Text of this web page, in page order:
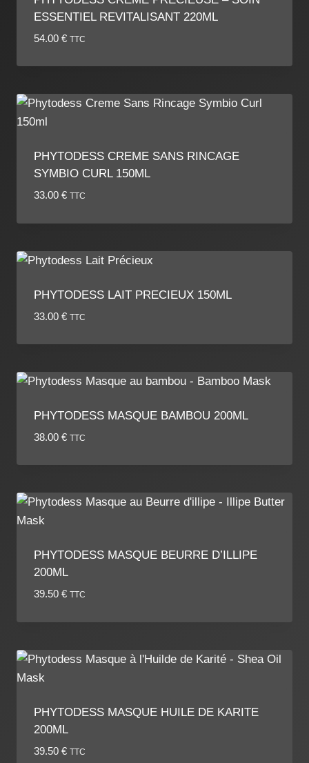
ESSENTIEL REVITALISANT 220ML
54.00 € TTC
PHYTODESS CREME SANS RINCAGE
SYMBIO CURL 150ML
33.00 € TTC
PHYTODESS LAIT PRECIEUX 150ML
33.00 € TTC
PHYTODESS MASQUE BAMBOU 200ML
38.00 € TTC
PHYTODESS MASQUE BEURRE D’ILLIPE
200ML
39.50 € TTC
PHYTODESS MASQUE HUILE DE KARITE
200ML
39.50 € TTC